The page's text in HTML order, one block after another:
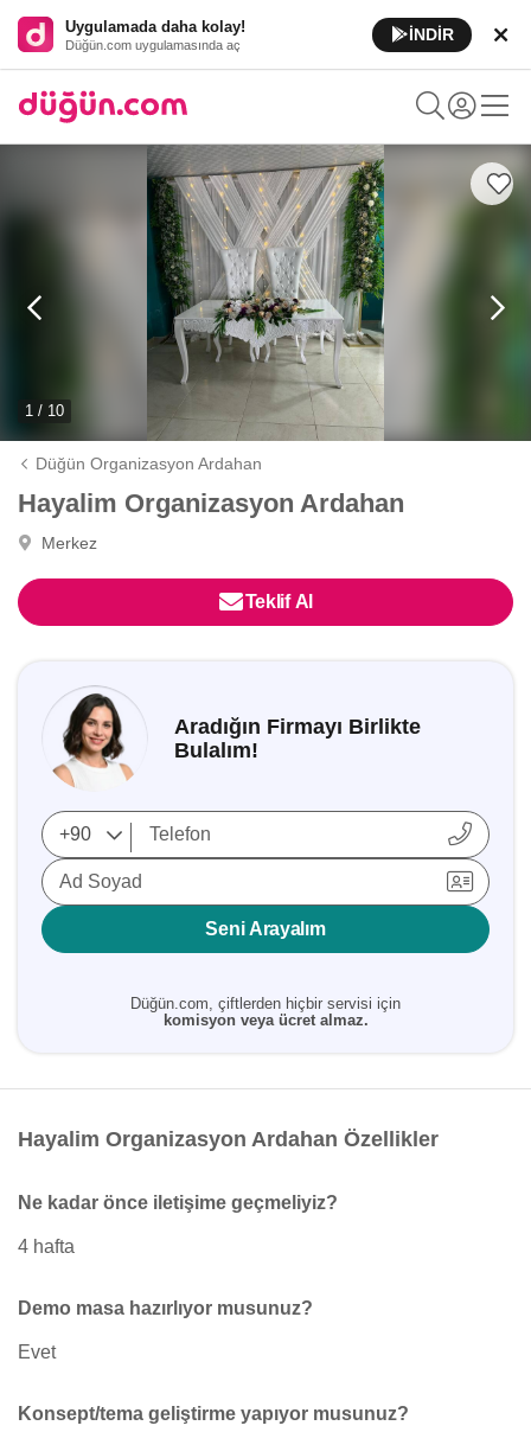
Uygulamada daha kolay!
Düğün.com uygulamasında aç
İNDİR
1 / 10
Düğün Organizasyon Ardahan
Hayalim Organizasyon Ardahan
Merkez
Teklif Al
Aradığın Firmayı Birlikte
Bulalım!
Ad Soyad
Seni Arayalım
Düğün.com, çiftlerden hiçbir servisi için
komisyon veya ücret almaz.
Hayalim Organizasyon Ardahan Özellikler
Ne kadar önce iletişime geçmeliyiz?
4 hafta
Demo masa hazırlıyor musunuz?
Evet
Konsept/tema geliştirme yapıyor musunuz?